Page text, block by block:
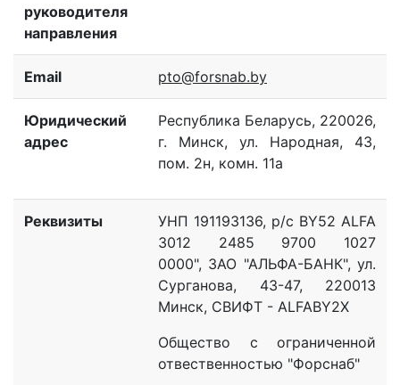
руководителя
направления
Email pto@forsnab.by
Юридический
адрес
Республика Беларусь, 220026,
г. Минск, ул. Народная, 43,
пом. 2н, комн. 11а
Реквизиты УНП 191193136, р/с BY52 ALFA
3012 2485 9700 1027
0000", ЗАО "АЛЬФА-БАНК", ул.
Сурганова, 43-47, 220013
Минск, СВИФТ - ALFABY2X
Общество с ограниченной
отвественностью "Форснаб"